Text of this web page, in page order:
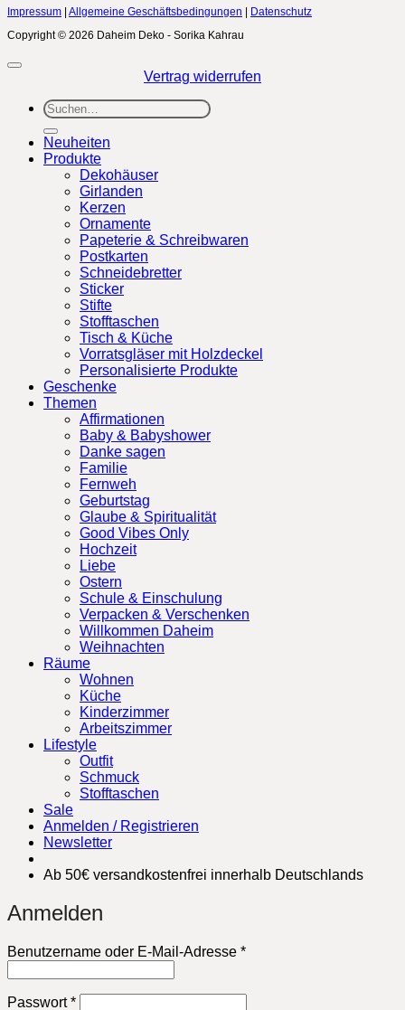
Impressum | Allgemeine Geschäftsbedingungen | Datenschutz
Copyright © 2026 Daheim Deko - Sorika Kahrau
Vertrag widerrufen
Suchen
nach:
Neuheiten
Produkte
Dekohäuser
Girlanden
Kerzen
Ornamente
Papeterie & Schreibwaren
Postkarten
Schneidebretter
Sticker
Stifte
Stofftaschen
Tisch & Küche
Vorratsgläser mit Holzdeckel
Personalisierte Produkte
Geschenke
Themen
Affirmationen
Baby & Babyshower
Danke sagen
Familie
Fernweh
Geburtstag
Glaube & Spiritualität
Good Vibes Only
Hochzeit
Liebe
Ostern
Schule & Einschulung
Verpacken & Verschenken
Willkommen Daheim
Weihnachten
Räume
Wohnen
Küche
Kinderzimmer
Arbeitszimmer
Lifestyle
Outfit
Schmuck
Stofftaschen
Sale
Anmelden / Registrieren
Newsletter
Ab 50€ versandkostenfrei innerhalb Deutschlands
Anmelden
Benutzername oder E-Mail-Adresse *Erforderlich
Passwort*Erforderlich